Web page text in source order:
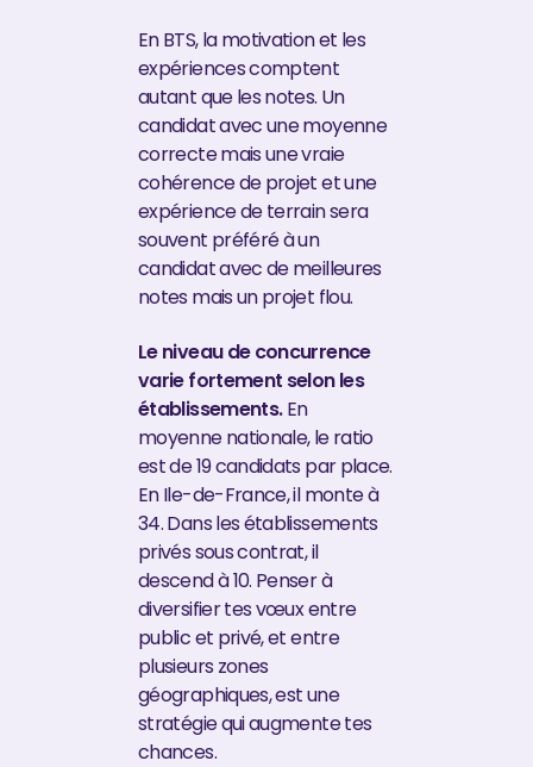
En BTS, la motivation et les
expériences comptent
autant que les notes. Un
candidat avec une moyenne
correcte mais une vraie
cohérence de projet et une
expérience de terrain sera
souvent préféré à un
candidat avec de meilleures
notes mais un projet flou.
Le niveau de concurrence
varie fortement selon les
établissements.En
moyenne nationale, le ratio
est de 19 candidats par place.
En Ile-de-France, il monte à
34. Dans les établissements
privés sous contrat, il
descend à 10. Penser à
diversifier tes vœux entre
public et privé, et entre
plusieurs zones
géographiques, est une
stratégie qui augmente tes
chances.